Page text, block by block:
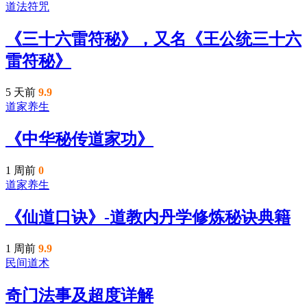
道法符咒
《三十六雷符秘》，又名《王公统三十六
雷符秘》
5 天前 9.9
道家养生
《中华秘传道家功》
1 周前 0
道家养生
《仙道口诀》-道教内丹学修炼秘诀典籍
1 周前 9.9
民间道术
奇门法事及超度详解